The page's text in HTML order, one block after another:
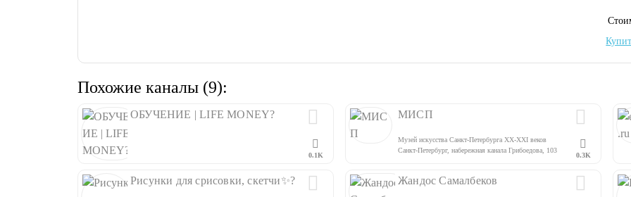
Похожие каналы (9):
ОБУЧЕНИЕ | LIFE MONEY?
0.1K
МИСП
Музей искусства Санкт-Петербурга XX-XXI веков
Санкт-Петербург, набережная канала Грибоедова, 103
0.3K
Рисунки для срисовки, скетчи✨? Жандос Самалбеков